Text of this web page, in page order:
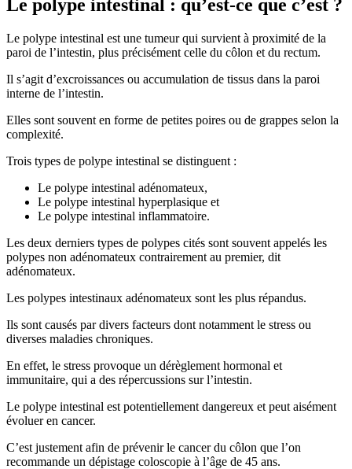
Le polype intestinal : qu’est-ce que c’est ?
Le polype intestinal est une tumeur qui survient à proximité de la
paroi de l’intestin, plus précisément celle du côlon et du rectum.
Il s’agit d’excroissances ou accumulation de tissus dans la paroi
interne de l’intestin.
Elles sont souvent en forme de petites poires ou de grappes selon la
complexité.
Trois types de polype intestinal se distinguent :
Le polype intestinal adénomateux,
Le polype intestinal hyperplasique et
Le polype intestinal inflammatoire.
Les deux derniers types de polypes cités sont souvent appelés les
polypes non adénomateux contrairement au premier, dit
adénomateux.
Les polypes intestinaux adénomateux sont les plus répandus.
Ils sont causés par divers facteurs dont notamment le stress ou
diverses maladies chroniques.
En effet, le stress provoque un dérèglement hormonal et
immunitaire, qui a des répercussions sur l’intestin.
Le polype intestinal est potentiellement dangereux et peut aisément
évoluer en cancer.
C’est justement afin de prévenir le cancer du côlon que l’on
recommande un dépistage coloscopie à l’âge de 45 ans.